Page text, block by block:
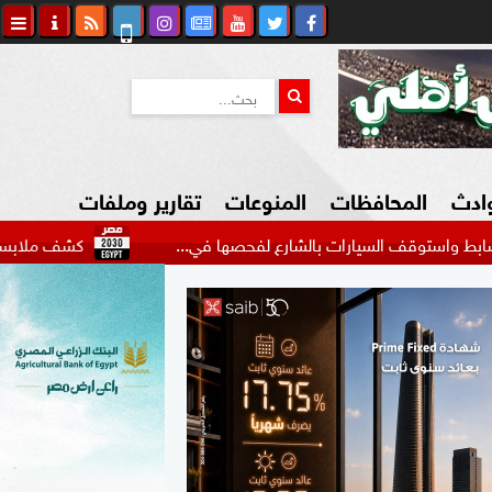
شكاوي المواطن
المحافظات المنوعات
السياحة في مصر
التكنولوجيا
المرأة والأسرة
السيارات
تقارير وملفات
كشف ملابسات فيديو بالشارع لفحصها في...